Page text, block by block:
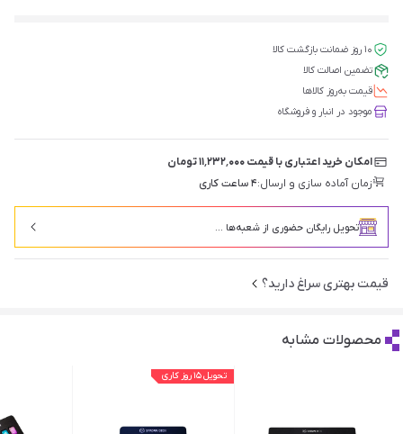
۱۰ روز ضمانت بازگشت کالا
تضمین اصالت کالا
قیمت‌ به‌روز کالاها
موجود در انبار و فروشگاه
امکان خرید اعتباری با قیمت ۱۱٬۲۳۲٬۰۰۰ تومان
زمان آماده سازی و ارسال:۴ ساعت کاری
تحویل رایگان حضوری از شعبه‌ها ...
قیمت بهتری سراغ دارید؟
محصولات مشابه
تحویل ۱۵ روز کاری